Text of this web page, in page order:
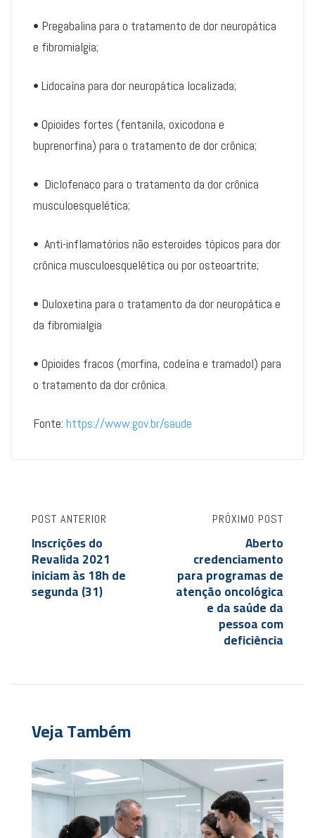
• Pregabalina para o tratamento de dor neuropática
e fibromialgia;
• Lidocaína para dor neuropática localizada;
• Opioides fortes (fentanila, oxicodona e
buprenorfina) para o tratamento de dor crônica;
• Diclofenaco para o tratamento da dor crônica
musculoesquelética;
• Anti-inflamatórios não esteroides tópicos para dor
crônica musculoesquelética ou por osteoartrite;
• Duloxetina para o tratamento da dor neuropática e
da fibromialgia
• Opioides fracos (morfina, codeína e tramadol) para
o tratamento da dor crônica.
Fonte: https://www.gov.br/saude
POST ANTERIOR
Inscrições do
Revalida 2021
iniciam às 18h de
segunda (31)
PRÓXIMO POST
Aberto
credenciamento
para programas de
atenção oncológica
e da saúde da
pessoa com
deficiência
Veja Também